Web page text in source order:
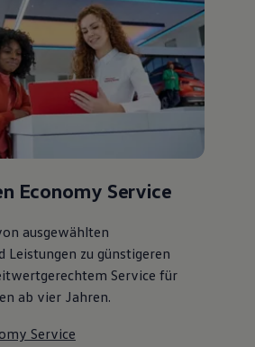
Economy Service
ausgewählten
Leistungen zu günstigeren
Service für
ab vier Jahren.
Service